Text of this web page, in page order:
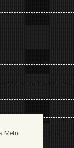
Metni